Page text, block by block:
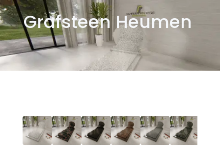
Contact en Route
Blog
Grafsteen Heumen